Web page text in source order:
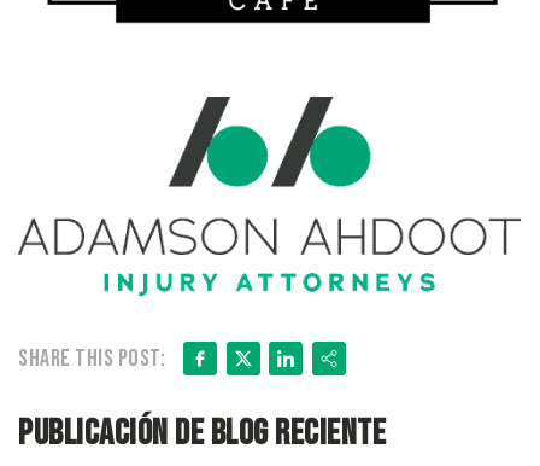
Share this post: Facebook
X LinkedIn
Share
Publicación de blog reciente